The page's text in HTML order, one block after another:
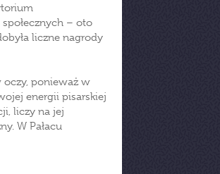
– oto
liczne nagrody
oczy, ponieważ w
energii pisarskiej
liczy na jej
W Pałacu